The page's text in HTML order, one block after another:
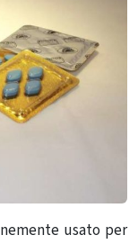
usato per